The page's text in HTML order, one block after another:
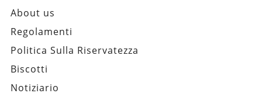
About us
Regolamenti
Politica Sulla Riservatezza
Biscotti
Notiziario